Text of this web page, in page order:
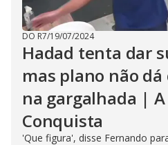
DO R7/19/07/2024
Hadad tenta dar
mas plano não
na gargalhada |
Conquista
'Que figura', disse Fernando